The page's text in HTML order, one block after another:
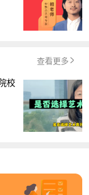
查看更多
校